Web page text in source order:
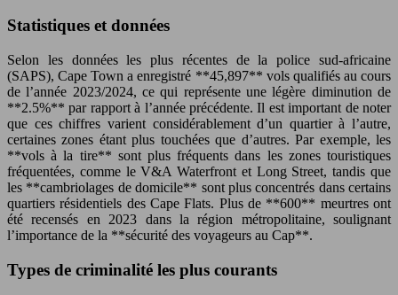
Statistiques et données
Selon les données les plus récentes de la police sud-africaine
(SAPS), Cape Town a enregistré **45,897** vols qualifiés au cours
de l’année 2023/2024, ce qui représente une légère diminution de
**2.5%** par rapport à l’année précédente. Il est important de noter
que ces chiffres varient considérablement d’un quartier à l’autre,
certaines zones étant plus touchées que d’autres. Par exemple, les
**vols à la tire** sont plus fréquents dans les zones touristiques
fréquentées, comme le V&A Waterfront et Long Street, tandis que
les **cambriolages de domicile** sont plus concentrés dans certains
quartiers résidentiels des Cape Flats. Plus de **600** meurtres ont
été recensés en 2023 dans la région métropolitaine, soulignant
l’importance de la **sécurité des voyageurs au Cap**.
Types de criminalité les plus courants